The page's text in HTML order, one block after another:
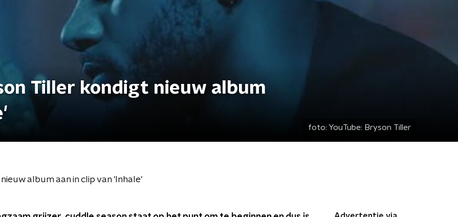
Tiller kondigt nieuw album
foto: YouTube: Bryson Tiller
album aan in clip van 'Inhale'